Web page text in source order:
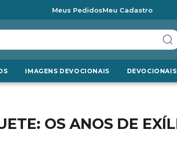
Meus PedidosMeu Cadastro
IMAGENS DEVOCIONAIS DEVOCIONAIS
OS ANOS DE